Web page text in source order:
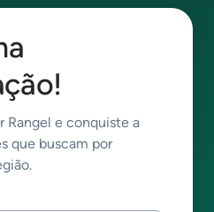
Rangel e conquiste a
que buscam por